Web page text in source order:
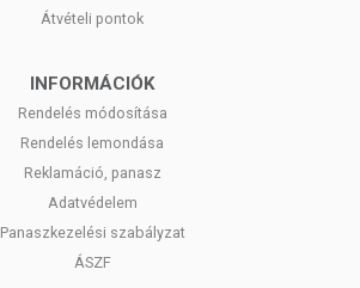
Átvételi pontok
INFORMÁCIÓK
Rendelés módosítása
Rendelés lemondása
Reklamáció, panasz
Adatvédelem
Panaszkezelési szabályzat
ÁSZF